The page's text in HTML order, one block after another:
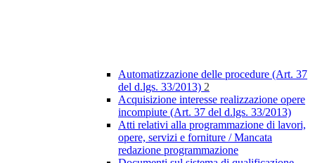
Automatizzazione delle procedure (Art. 37
del d.lgs. 33/2013) 2
Acquisizione interesse realizzazione opere
incompiute (Art. 37 del d.lgs. 33/2013)
Atti relativi alla programmazione di lavori,
opere, servizi e forniture / Mancata
redazione programmazione